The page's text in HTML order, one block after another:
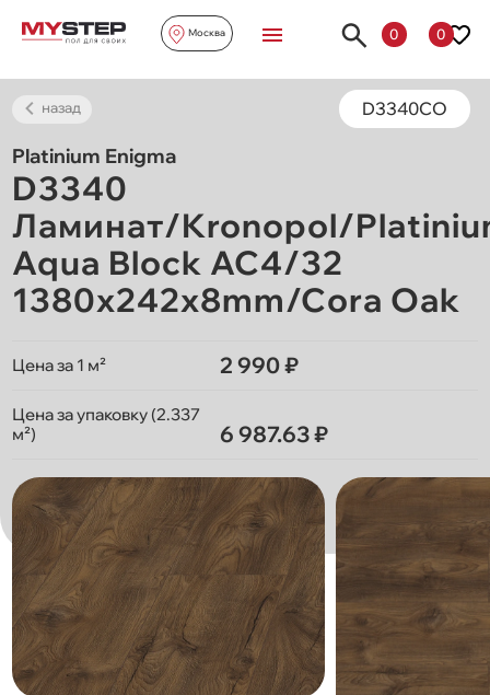
Москва 0 0
назад D3340CO
Platinium Enigma
D3340
Ламинат/Kronopol/
Aqua Block AC4/32
1380х242х8mm/Cora Oak
Цена за 1 м² 2 990 ₽
Цена за упаковку (2.337
м²)
6 987.63 ₽